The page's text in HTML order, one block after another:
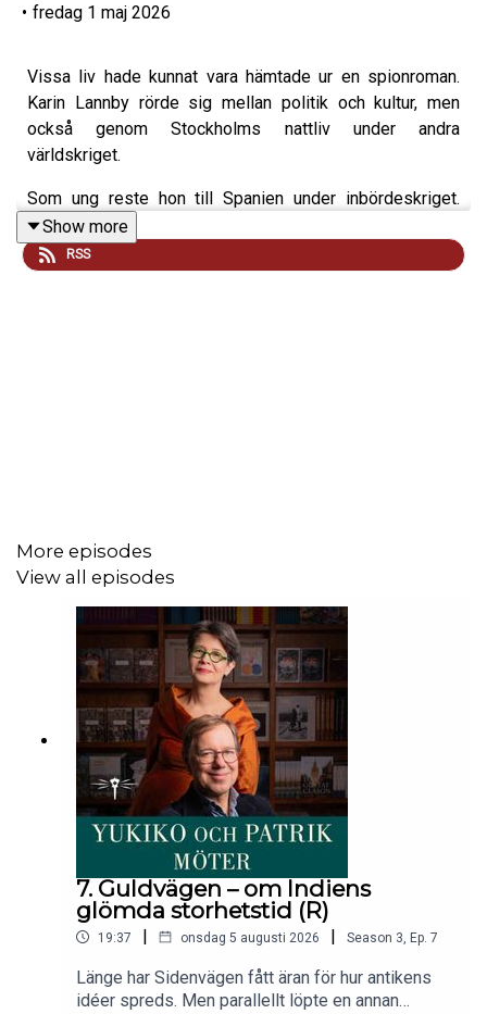
• fredag 1 maj 2026
Vissa liv hade kunnat vara hämtade ur en spionroman.
Karin Lannby rörde sig mellan politik och kultur, men
också genom Stockholms nattliv under andra
världskriget.
Som ung reste hon till Spanien under inbördeskriget.
Senare blev hon uppgiftslämnare åt den svenska
underrättelsetjänsten under kodnamnet Annette. På
krogar och mötesplatser där journalister, flyktingar och
Uppläsare:Per Runhammar
Klippning:Hugo Lundgren
Producent: Bokförlaget Stolpe
Show more
RSS
More episodes
View all episodes
7. Guldvägen – om Indiens
glömda storhetstid (R)
19:37 | onsdag 5 augusti 2026 | Season 3 Ep. 7
Länge har Sidenvägen fått äran för hur antikens
idéer spreds. Men parallellt löpte en annan